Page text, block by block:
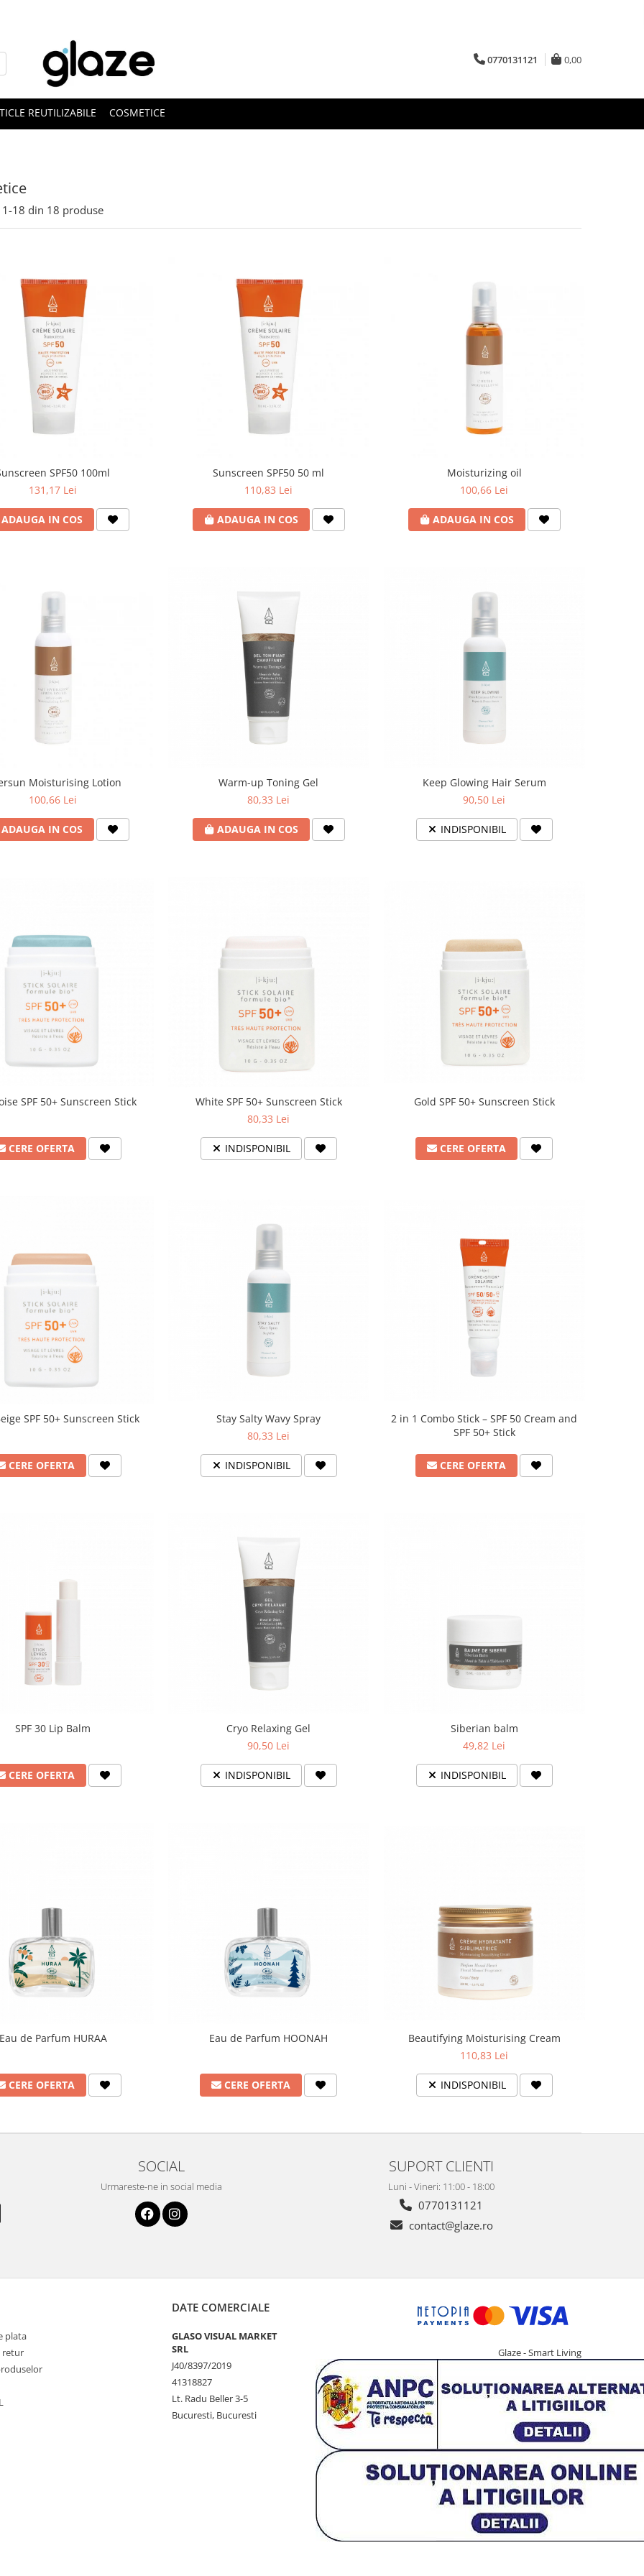
0770131121 0,00
REUTILIZABILE COSMETICE
1-18 din 18 produse
SPF50 100ml
131,17 Lei
ADAUGA IN COS
Sunscreen SPF50 50 ml
110,83 Lei
ADAUGA IN COS
Moisturizing oil
100,66 Lei
ADAUGA IN COS
Moisturising Lotion
100,66 Lei
ADAUGA IN COS
Warm-up Toning Gel
80,33 Lei
ADAUGA IN COS
Keep Glowing Hair Serum
90,50 Lei
INDISPONIBIL
SPF 50+ Sunscreen Stick
CERE OFERTA
White SPF 50+ Sunscreen Stick
80,33 Lei
INDISPONIBIL
Gold SPF 50+ Sunscreen Stick
CERE OFERTA
SPF 50+ Sunscreen Stick
CERE OFERTA
Stay Salty Wavy Spray
80,33 Lei
INDISPONIBIL
2 in 1 Combo Stick – SPF 50 Cream and
SPF 50+ Stick
CERE OFERTA
SPF 30 Lip Balm
CERE OFERTA
Cryo Relaxing Gel
90,50 Lei
INDISPONIBIL
Siberian balm
49,82 Lei
INDISPONIBIL
de Parfum HURAA
CERE OFERTA
Eau de Parfum HOONAH
CERE OFERTA
Beautifying Moisturising Cream
110,83 Lei
INDISPONIBIL
SOCIAL
Urmareste-ne in social media
SUPORT CLIENTI
Luni - Vineri: 11:00 - 18:00
0770131121
contact@glaze.ro
plata
retur
DATE COMERCIALE
GLASO VISUAL MARKET
SRL
J40/8397/2019
41318827
Lt. Radu Beller 3-5
Bucuresti, Bucuresti
Glaze - Smart Living